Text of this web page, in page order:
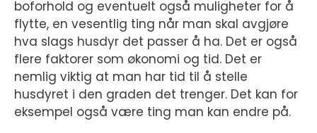
boforhold og eventuelt også muligheter for å
flytte, en vesentlig ting når man skal avgjøre
hva slags husdyr det passer å ha. Det er også
flere faktorer som økonomi og tid. Det er
nemlig viktig at man har tid til å stelle
husdyret i den graden det trenger. Det kan for
eksempel også være ting man kan endre på.